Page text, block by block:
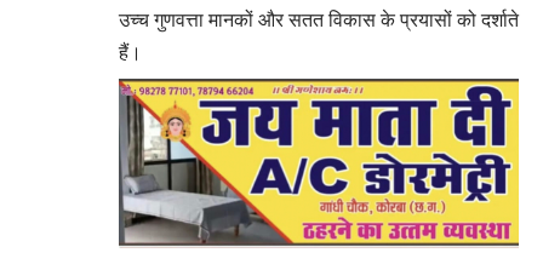
उच्च गुणवत्ता मानकों और सतत विकास के प्रयासों को दर्शाते
हैं।